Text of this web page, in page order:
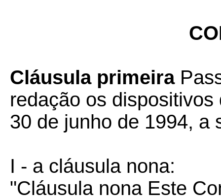
Cláusula primeira
redação os
30 de junho de 1994, a
I - a cláusula nona:
"Cláusula nona Este